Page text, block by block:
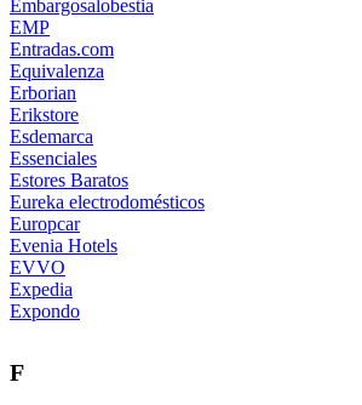
Embargosalobestia
EMP
Entradas.com
Equivalenza
Erborian
Erikstore
Esdemarca
Essenciales
Estores Baratos
Eureka electrodomésticos
Europcar
Evenia Hotels
EVVO
Expedia
Expondo
F